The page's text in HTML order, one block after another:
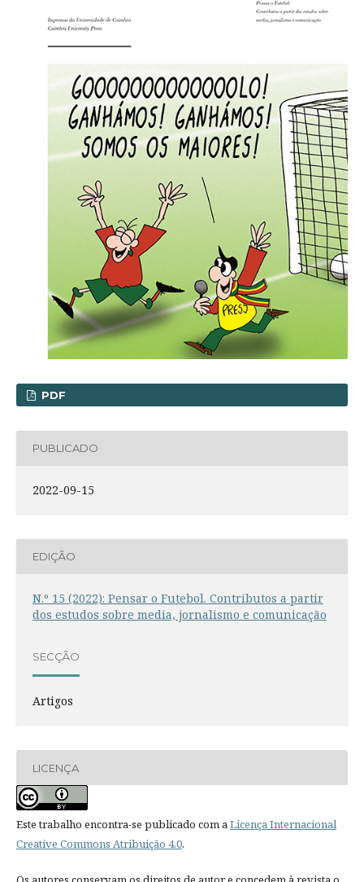
PDF
PUBLICADO
2022-09-15
EDIÇÃO
N.º 15 (2022): Pensar o Futebol. Contributos a partir
dos estudos sobre media, jornalismo e comunicação
SECÇÃO
Artigos
LICENÇA
Este trabalho encontra-se publicado com aLicença Internacional
Creative Commons Atribuição 4.0.